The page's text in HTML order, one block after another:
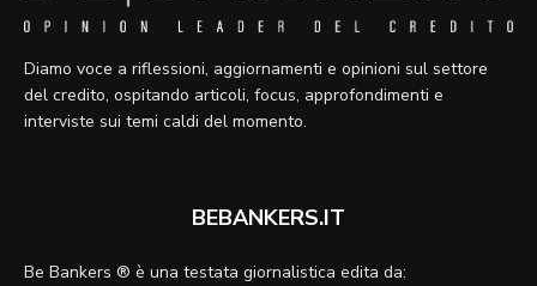
Diamo voce a riflessioni, aggiornamenti e opinioni sul settore
del credito, ospitando articoli, focus, approfondimenti e
interviste sui temi caldi del momento.
BEBANKERS.IT
Be Bankers ® è una testata giornalistica edita da: